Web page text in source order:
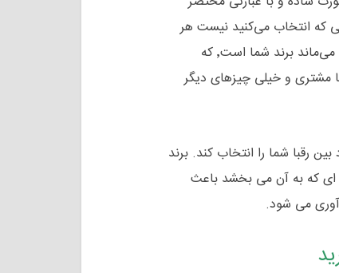
که انتخاب می‌کنید نیست هر
چیزی که شما را به مشتری معرفی می‌کند و در ذهن مخاطب می‌ماند برند شما است٬ که
مشتری و خیلی چیزهای دیگر
رقبا شما را انتخاب کند. برند
ای که به آن می بخشد باعث
می شود.